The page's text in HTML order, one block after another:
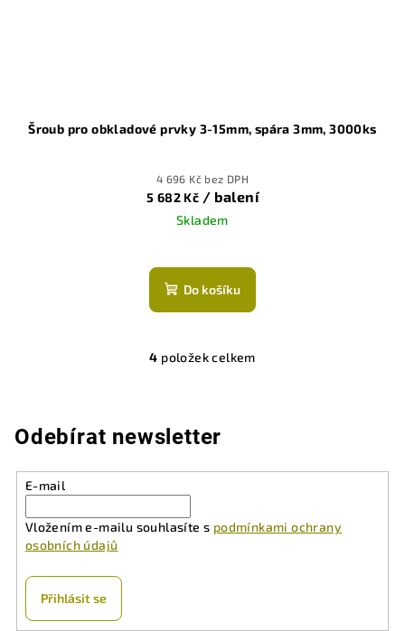
Šroub pro obkladové prvky 3-15mm, spára 3mm, 3000ks
4 696 Kč bez DPH
5 682 Kč / balení
Skladem
Do košíku
O
á
d
a
p
4 položek celkem
Odebírat newsletter
E-mail
Vložením e-mailu souhlasíte s podmínkami ochrany
osobních údajů
Přihlásit se